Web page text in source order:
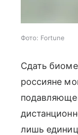
Фото: Fortune
Сдать
россияне
лишь